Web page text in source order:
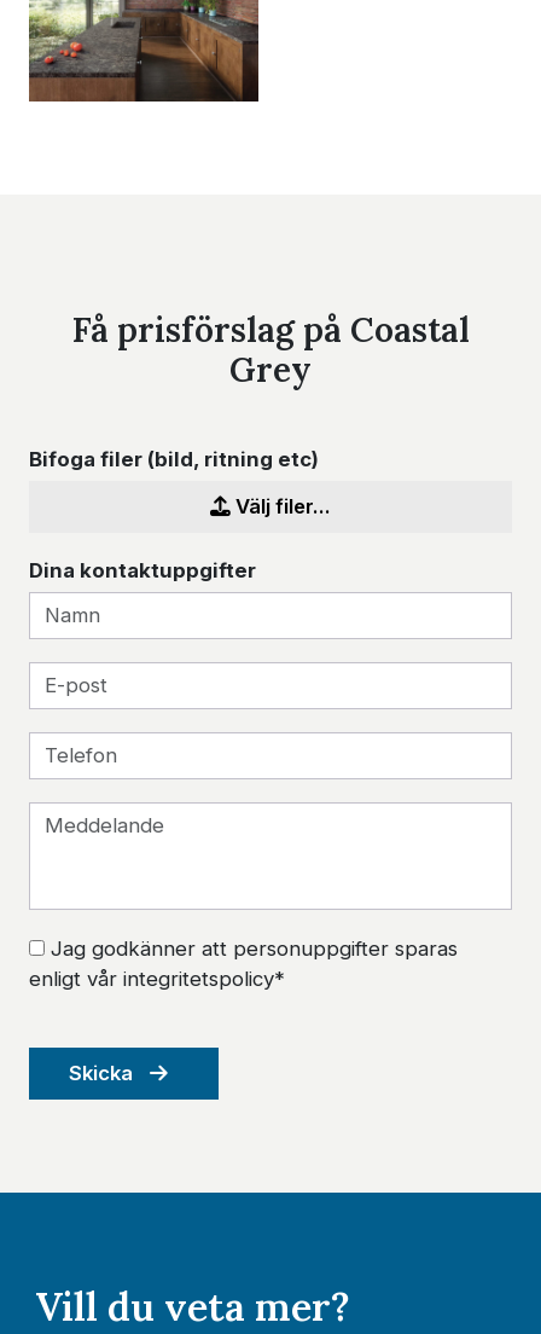
Få prisförslag på Coastal
Grey
Bifoga filer (bild, ritning etc)
Välj filer...
Dina kontaktuppgifter
Jag godkänner att personuppgifter sparas
enligt vår integritetspolicy*
Skicka
Vill du veta mer?